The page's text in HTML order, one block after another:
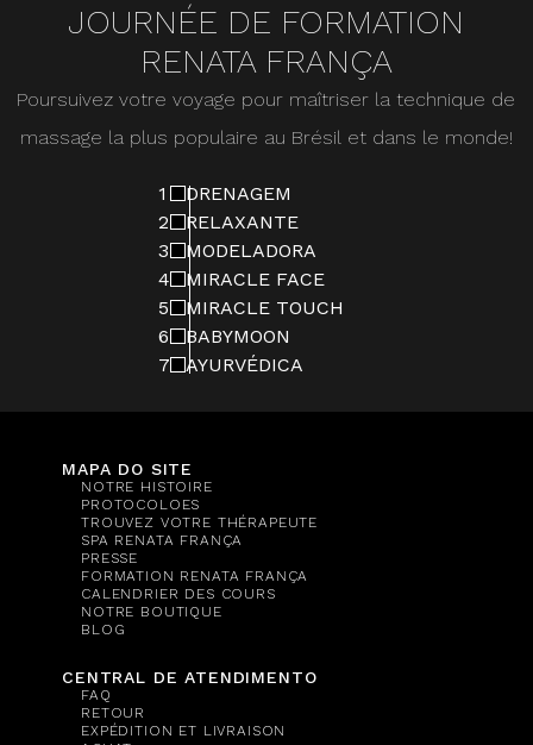
JOURNÉE DE FORMATION
RENATA FRANÇA
Poursuivez votre voyage pour maîtriser la technique de
massage la plus populaire au Brésil et dans le monde!
1
DRENAGEM
2
RELAXANTE
3
MODELADORA
4
MIRACLE FACE
5
MIRACLE TOUCH
6
BABYMOON
7
AYURVÉDICA
MAPA DO SITE
NOTRE HISTOIRE
PROTOCOLOES
TROUVEZ VOTRE THÉRAPEUTE
SPA RENATA FRANÇA
PRESSE
FORMATION RENATA FRANÇA
CALENDRIER DES COURS
NOTRE BOUTIQUE
BLOG
CENTRAL DE ATENDIMENTO
FAQ
RETOUR
EXPÉDITION ET LIVRAISON